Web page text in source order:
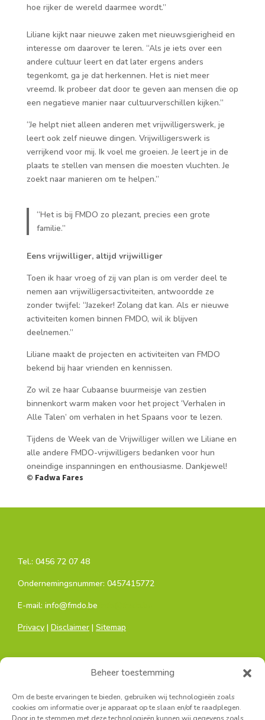
Beheer toestemming
Om de beste ervaringen te bieden, gebruiken wij technologieën zoals
cookies om informatie over je apparaat op te slaan en/of te raadplegen.
hoe rijker de wereld daarmee wordt.”
Liliane kijkt naar nieuwe zaken met nieuwsgierigheid en
interesse om daarover te leren. “Als je iets over een
andere cultuur leert en dat later ergens anders
tegenkomt, ga je dat herkennen. Het is niet meer
vreemd. Ik probeer dat door te geven aan mensen die op
een negatieve manier naar cultuurverschillen kijken.”
“Je helpt niet alleen anderen met vrijwilligerswerk, je
leert ook zelf nieuwe dingen. Vrijwilligerswerk is
verrijkend voor mij. Ik voel me groeien. Je leert je in de
plaats te stellen van mensen die moesten vluchten. Je
zoekt naar manieren om te helpen.”
“Het is bij FMDO zo plezant, precies een grote
familie.”
Eens vrijwilliger, altijd vrijwilliger
Toen ik haar vroeg of zij van plan is om verder deel te
nemen aan vrijwilligersactiviteiten, antwoordde ze
zonder twijfel: “Jazeker! Zolang dat kan. Als er nieuwe
activiteiten komen binnen FMDO, wil ik blijven
deelnemen.”
Liliane maakt de projecten en activiteiten van FMDO
bekend bij haar vrienden en kennissen.
Zo wil ze haar Cubaanse buurmeisje van zestien
binnenkort warm maken voor het project ‘Verhalen in
Alle Talen’ om verhalen in het Spaans voor te lezen.
Tijdens de Week van de Vrijwilliger willen we Liliane en
alle andere FMDO-vrijwilligers bedanken voor hun
oneindige inspanningen en enthousiasme. Dankjewel!
© Fadwa Fares
Tel.: 0456 72 07 48
Ondernemingsnummer: 0457415772
E-mail: info@fmdo.be
Privacy | Disclaimer | Sitemap